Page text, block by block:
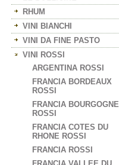
RHUM
VINI BIANCHI
VINI DA FINE PASTO
VINI ROSSI
ARGENTINA ROSSI
FRANCIA BORDEAUX
ROSSI
FRANCIA BOURGOGNE
ROSSI
FRANCIA COTES DU
RHONE ROSSI
FRANCIA ROSSI